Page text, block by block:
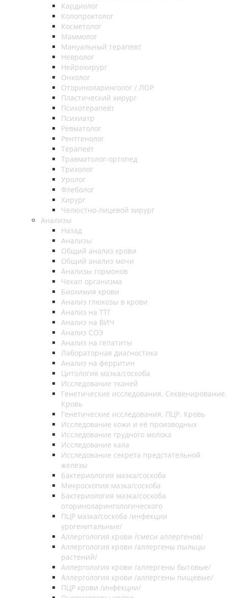
Кардиолог
Колопроктолог
Косметолог
Маммолог
Мануальный терапевт
Невролог
Нейрохирург
Онколог
Оториноларинголог / ЛОР
Пластический хирург
Психотерапевт
Психиатр
Ревматолог
Рентгенолог
Терапевт
Травматолог-ортопед
Трихолог
Уролог
Флеболог
Хирург
Челюстно-лицевой хирург
Анализы
Назад
Анализы
Общий анализ крови
Общий анализ мочи
Анализы гормонов
Чекап организма
Биохимия крови
Анализ глюкозы в крови
Анализ на ТТГ
Анализ на ВИЧ
Анализ СОЭ
Анализ на гепатиты
Лабораторная диагностика
Анализ на ферритин
Цитология мазка/соскоба
Исследование тканей
Генетические исследования. Секвенирование.
Кровь
Генетические исследования. ПЦР. Кровь
Исследование кожи и её производных
Исследование грудного молока
Исследование кала
Исследование секрета предстательной
железы
Бактериология мазка/соскоба
Микроскопия мазка/соскоба
Бактериология мазка/соскоба
оториноларингологического
ПЦР мазка/соскоба /инфекции
урогенитальные/
Аллергология крови /смеси аллергенов/
Аллергология крови /аллергены пыльцы
растений/
Аллергология крови /аллергены бытовые/
Аллергология крови /аллергены пищевые/
ПЦР крови /инфекции/